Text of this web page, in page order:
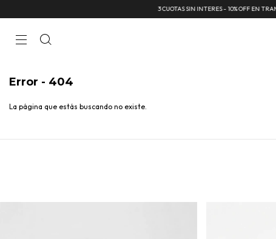
3 CUOTAS SIN INTERES - 10% OFF EN
Error - 404
La página que estás buscando no existe.